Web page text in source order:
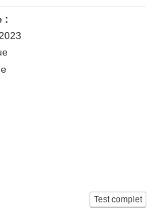
:
Test complet